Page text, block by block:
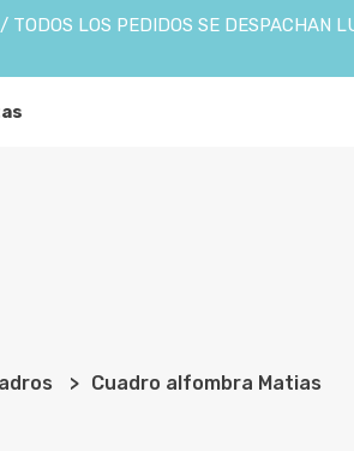
TODOS LOS PEDIDOS SE DESPACHAN
Cuadro alfombra Matias